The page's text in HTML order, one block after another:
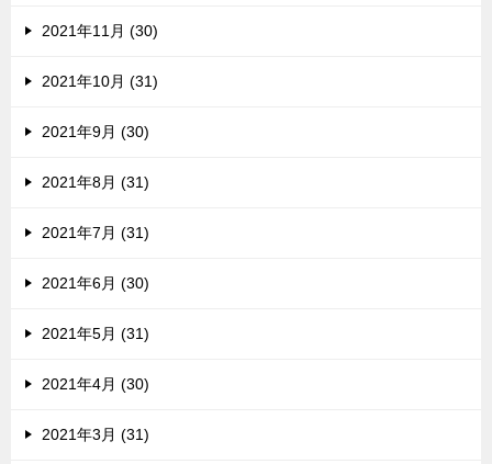
2021年11月 (30)
2021年10月 (31)
2021年9月 (30)
2021年8月 (31)
2021年7月 (31)
2021年6月 (30)
2021年5月 (31)
2021年4月 (30)
2021年3月 (31)